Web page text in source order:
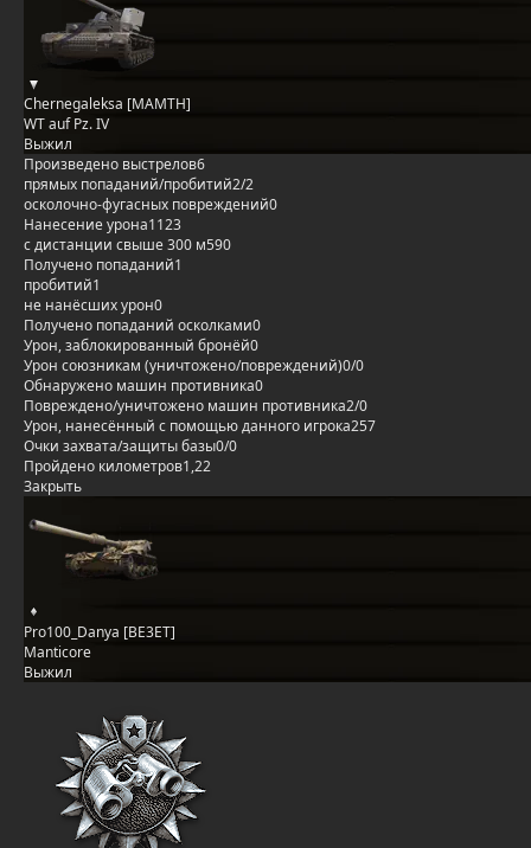
Chernegaleksa [MAMTH]
WT auf Pz. IV
Выжил
Произведено выстрелов6
прямых попаданий/пробитий2/2
осколочно-фугасных повреждений0
Нанесение урона1123
с дистанции свыше 300 м590
Получено попаданий1
пробитий1
не нанёсших урон0
Получено попаданий осколками0
Урон, заблокированный бронёй0
Урон союзникам (уничтожено/повреждений)0/0
Обнаружено машин противника0
Повреждено/уничтожено машин противника2/0
Урон, нанесённый с помощью данного игрока257
Очки захвата/защиты базы0/0
Пройдено километров1,22
Закрыть
Pro100_Danya [BE3ET]
Manticore
Выжил